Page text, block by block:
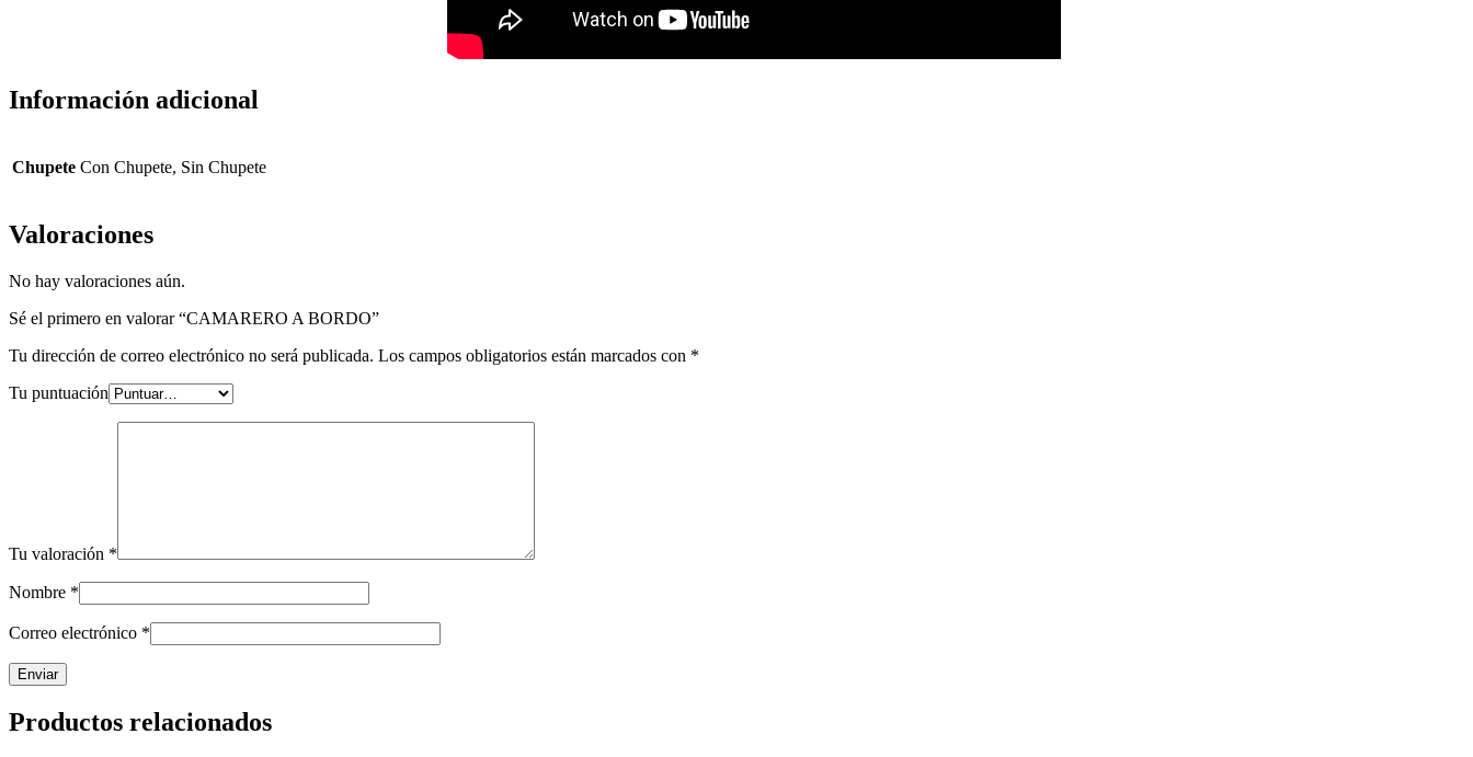
Información adicional
Chupete Con Chupete, Sin Chupete
Valoraciones
No hay valoraciones aún.
Sé el primero en valorar “CAMARERO A BORDO”
Tu dirección de correo electrónico no será publicada. Los campos obligatorios están marcados con *
Tu puntuación
Tu valoración *
Nombre *
Correo electrónico *
Productos relacionados